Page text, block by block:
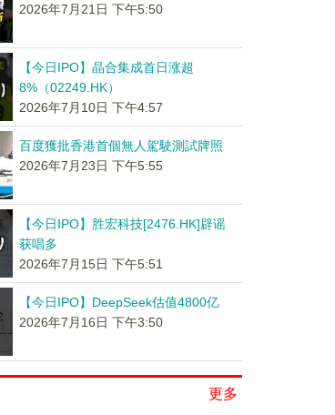
2026年7月21日 下午5:50
【今日IPO】晶合集成首日涨超
8%（02249.HK）
2026年7月10日 下午4:57
百度獲批香港首個無人駕駛測試牌照
2026年7月23日 下午5:55
【今日IPO】胜宏科技[2476.HK]辟谣
获唱多
2026年7月15日 下午5:51
【今日IPO】DeepSeek估值4800亿
2026年7月16日 下午3:50
更多